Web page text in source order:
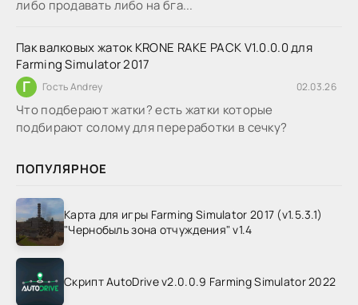
либо продавать либо на бга...
Пак валковых жаток KRONE RAKE PACK V1.0.0.0 для
Farming Simulator 2017
Г Гость Andrey 02.03.26
Что подберают жатки? есть жатки которые
подбирают солому для переработки в сечку?
ПОПУЛЯРНОЕ
Карта для игры Farming Simulator 2017 (v1.5.3.1)
"Чернобыль зона отчуждения" v1.4
Скрипт AutoDrive v2.0.0.9 Farming Simulator 2022